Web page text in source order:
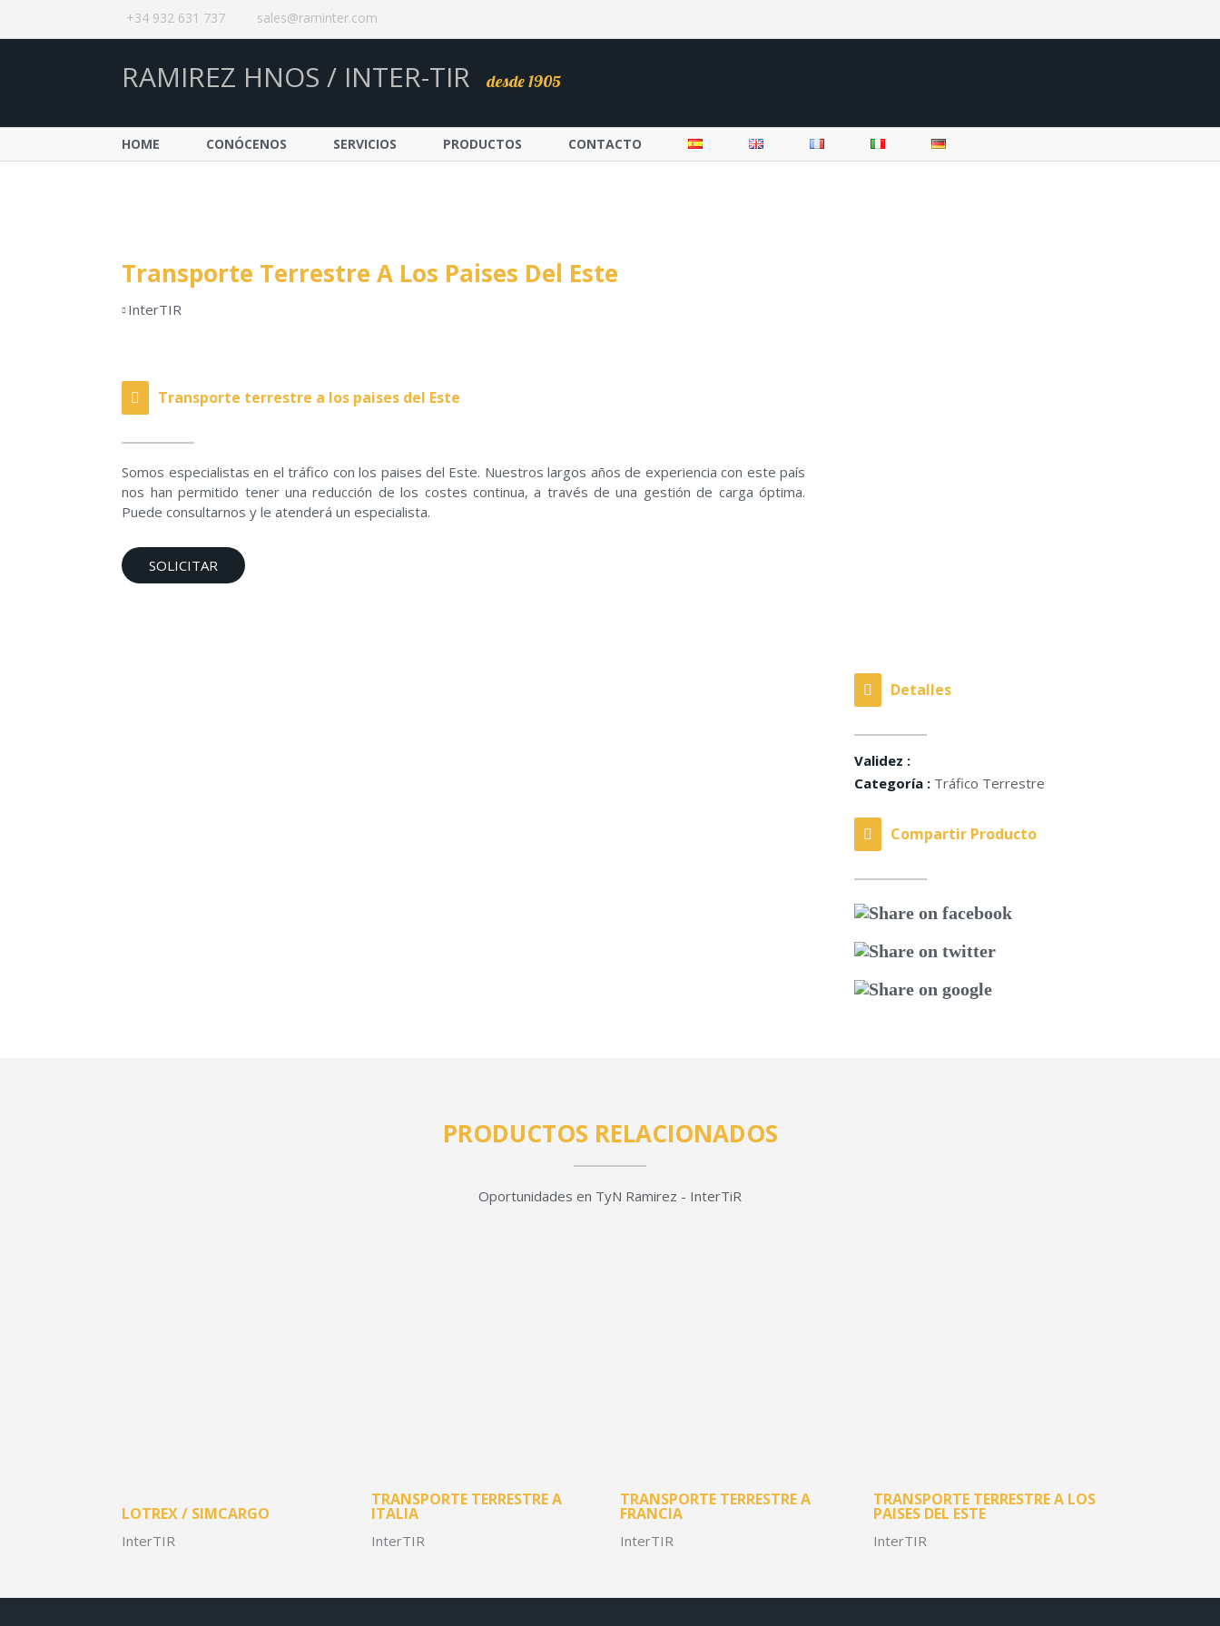
+34 932 631 737 sales@raminter.com
RAMIREZ HNOS / INTER-TIR desde 1905
HOME CONÓCENOS SERVICIOS PRODUCTOS CONTACTO
Transporte Terrestre A Los Paises Del Este
InterTIR
Transporte terrestre a los paises del Este
Somos especialistas en el tráfico con los paises del Este. Nuestros largos años de experiencia con este país
nos han permitido tener una reducción de los costes continua, a través de una gestión de carga óptima.
Puede consultarnos y le atenderá un especialista.
SOLICITAR
Detalles
Validez :
Categoría :Tráfico Terrestre
Compartir Producto
PRODUCTOS RELACIONADOS
Oportunidades en TyN Ramirez - InterTiR
LOTREX / SIMCARGO
InterTIR
TRANSPORTE TERRESTRE A
ITALIA
InterTIR
TRANSPORTE TERRESTRE A
FRANCIA
InterTIR
TRANSPORTE TERRESTRE A LOS
PAISES DEL ESTE
InterTIR